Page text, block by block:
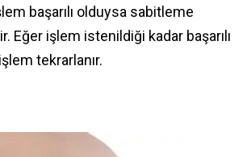
başarılı olduysa sabitleme
Eğer işlem istenildiği kadar başarılı
tekrarlanır.